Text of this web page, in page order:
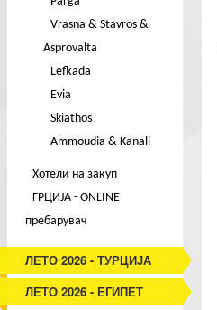
Vrasna & Stavros &
Asprovalta
Lefkada
Evia
Skiathos
Ammoudia & Kanali
Хотели на закуп
ГРЦИЈА - ONLINE
пребарувач
ЛЕТО 2026 - ТУРЦИЈА
ЛЕТО 2026 - ЕГИПЕТ